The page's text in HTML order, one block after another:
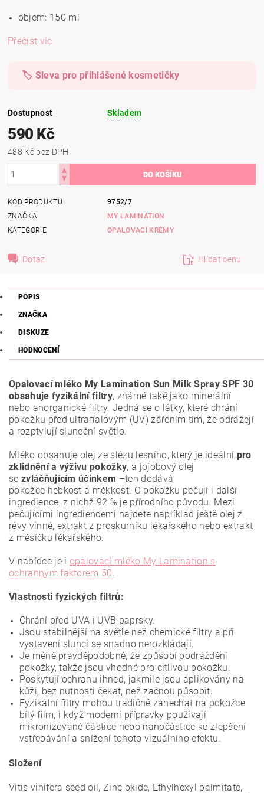
objem: 150 ml
Přečíst víc
🏷️ Sleva pro přihlášené kosmetičky
Dostupnost Skladem
590 Kč
488 Kč bez DPH
KÓD PRODUKTU
9752/7
ZNAČKA
MY LAMINATION
KATEGORIE
OPALOVACÍ KRÉMY
Dotaz Hlídat cenu
POPIS
ZNAČKA
DISKUZE
HODNOCENÍ
Opalovací mléko My Lamination Sun Milk Spray SPF 30
obsahuje fyzikální filtry, známé také jako minerální
nebo anorganické filtry. Jedná se o látky, které chrání
pokožku před ultrafialovým (UV) zářením tím, že odrážejí
a rozptylují sluneční světlo.
Mléko obsahuje olej ze slézu lesního, který je ideální pro
zklidnění a výživu pokožky, a jojobový olej
se zvláčňujícím účinkem –ten dodává
pokožce hebkost a měkkost. O pokožku pečují i další
ingredience, z nichž 92 % je přírodního původu. Mezi
pečujícími ingrediencemi najdete například ještě olej z
révy vinné, extrakt z proskurníku lékařského nebo extrakt
z měsíčku lékařského.
V nabídce je i opalovací mléko My Lamination s
ochranným faktorem 50.
Vlastnosti fyzických filtrů:
Chrání před UVA i UVB paprsky.
Jsou stabilnější na světle než chemické filtry a při
vystavení slunci se snadno nerozkládají.
Je méně pravděpodobné, že způsobí podráždění
pokožky, takže jsou vhodné pro citlivou pokožku.
Poskytují ochranu ihned, jakmile jsou aplikovány na
kůži, bez nutnosti čekat, než začnou působit.
Fyzikální filtry mohou tradičně zanechat na pokožce
bílý film, i když moderní přípravky používají
mikronizované částice nebo nanočástice ke zlepšení
vstřebávání a snížení tohoto vizuálního efektu.
Složení
Vitis vinifera seed oil, Zinc oxide, Ethylhexyl palmitate,